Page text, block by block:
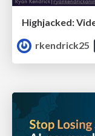
Highjacked:
rkendrick25